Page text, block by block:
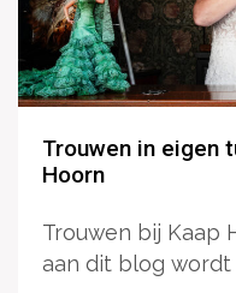
Trouwen in eigen
Hoorn
Trouwen bij Kaap
aan dit blog wordt